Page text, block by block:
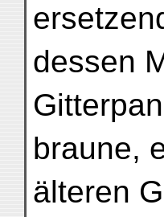
dessen
braune,
älteren